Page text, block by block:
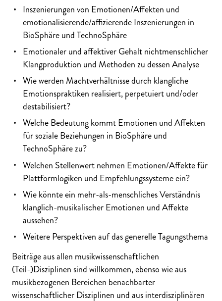
Inszenierungen von Emotionen/Affekten und
emotionalisierende/affizierende Inszenierungen in
BioSphäre und TechnoSphäre
Emotionaler und affektiver Gehalt nichtmenschlicher
Klangproduktion und Methoden zu dessen Analyse
Wie werden Machtverhältnisse durch klangliche
Emotionspraktiken realisiert, perpetuiert und/oder
destabilisiert?
Welche Bedeutung kommt Emotionen und Affekten
für soziale Beziehungen in BioSphäre und
TechnoSphäre zu?
Welchen Stellenwert nehmen Emotionen/Affekte für
Plattformlogiken und Empfehlungssysteme ein?
Wie könnte ein mehr-als-menschliches Verständnis
klanglich-musikalischer Emotionen und Affekte
aussehen?
Weitere Perspektiven auf das generelle Tagungsthema
Beiträge aus allen musikwissenschaftlichen
(Teil-)Disziplinen sind willkommen, ebenso wie aus
musikbezogenen Bereichen benachbarter
wissenschaftlicher Disziplinen und aus interdisziplinären